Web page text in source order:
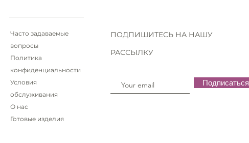
Часто задаваемые
вопросы
Политика
конфиденциальности
Условия
обслуживания
О нас
Готовые изделия
ПОДПИШИТЕСЬ НА НАШУ
РАССЫЛКУ
Подписаться